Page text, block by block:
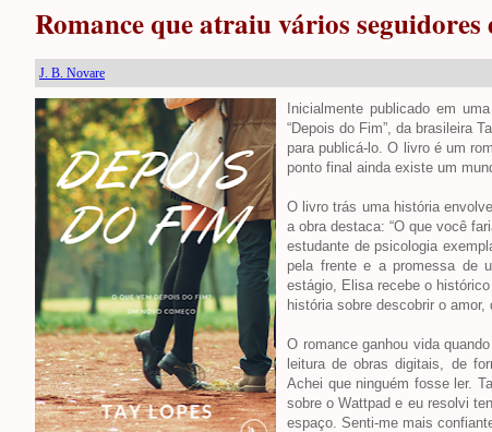
Romance que atraiu vários
J. B. Novare
Inicialmente publicado em
“Depois do Fim”, da brasileira
para publicá-lo. O livro é um
ponto final ainda existe um
O livro trás uma história
a obra destaca: “O que você
estudante de psicologia
pela frente e a promessa de
estágio, Elisa recebe o
história sobre descobrir o
O romance ganhou vida
leitura de obras digitais, de
Achei que ninguém fosse ler.
sobre o Wattpad e eu resolvi
espaço. Senti-me mais